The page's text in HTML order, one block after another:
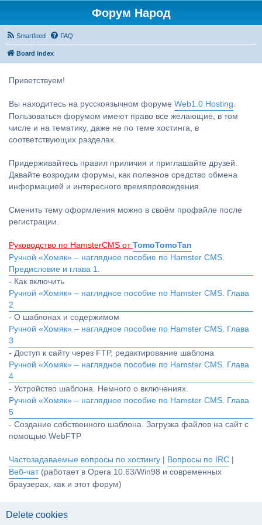
Форум Народ
Smartfeed FAQ
Board index
Приветствуем!
Вы находитесь на русскоязычном форуме Web1.0 Hosting.
Пользоваться форумом имеют право все желающие, в том
числе и на тематику, даже не по теме хостинга, в
соответствующих разделах.
Придерживайтесь правил приличия и приглашайте друзей.
Давайте возродим форумы, как полезное средство обмена
информацией и интересного времяпровождения.
Сменить тему оформления можно в своём профайле после
регистрации.
Руководство по HamsterCMS от TomoTomoTan
Ручной «Хомяк» – наглядное пособие по Hamster CMS.
Предисловие и глава 1.
- Как включить
Ручной «Хомяк» – наглядное пособие по Hamster CMS. Глава
2
- О шаблонах и содержимом
Ручной «Хомяк» – наглядное пособие по Hamster CMS. Глава
3
- Доступ к сайту через FTP, редактирование шаблона
Ручной «Хомяк» – наглядное пособие по Hamster CMS. Глава
4
- Устройство шаблона. Немного о включениях.
Ручной «Хомяк» – наглядное пособие по Hamster CMS. Глава
5
- Создание собственного шаблона. Загрузка файлов на сайт с
помощью WebFTP
Частозадаваемые вопросы по хостингу Вопросы по IRC
Веб-чат(работает в Opera 10.63/Win98 и современных
браузерах, как и этот форум)
Delete cookies